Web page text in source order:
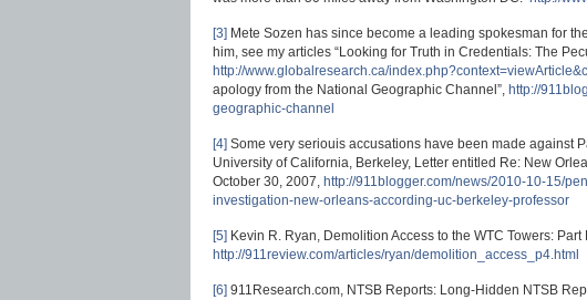
[3] Mete Sozen has since become a leading spokesman for
him, see my articles “Looking for Truth in Credentials: The
http://www.globalresearch.ca/
apology from the National Geographic Channel”, http://
geographic-channel
[4] Some very seriouis accusations have been made against
University of California, Berkeley, Letter entitled Re: New
October 30, 2007, http://911blogger.com/news/2010-10-15/
investigation-new-orleans-according-uc-berkeley-professor
[5] Kevin R. Ryan, Demolition Access to the WTC Towers:
http://911review.com/articles/ryan/demolition_access_p4.html
[6] 911Research.com, NTSB Reports: Long-Hidden NTSB